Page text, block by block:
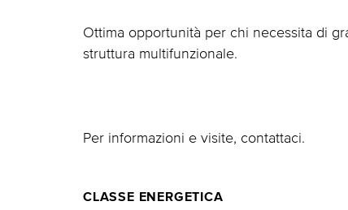
Ottima opportunità per chi necessita di
struttura multifunzionale.
Per informazioni e visite, contattaci.
CLASSE ENERGETICA